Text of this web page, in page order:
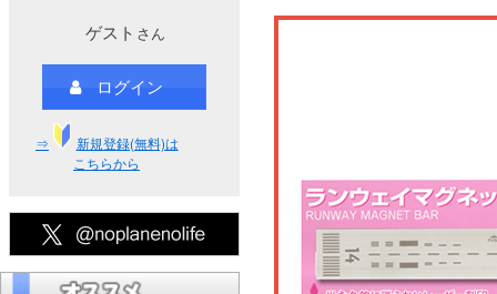
ゲスト さん
ログイン
⇒
新規登録(無料)は
こちらから